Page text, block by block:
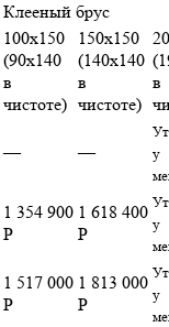
Клееный брус
100х150
(90х140
в
чистоте)
150х150
(140х140
в
чистоте)
в
— —
у
1 354 900
Р
1 618 400
Р
у
1 517 000
Р
1 813 000
Р
у